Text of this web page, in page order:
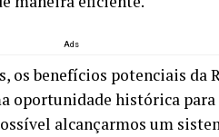
Ads
os benefícios potenciais da
oportunidade histórica
alcançarmos um